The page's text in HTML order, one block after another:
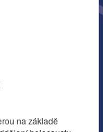
na základě